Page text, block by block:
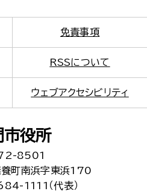
免責事項
RSSについて
ウェブアクセシビリティ
市役所
8501
養町南浜字東浜170
1111（代表）